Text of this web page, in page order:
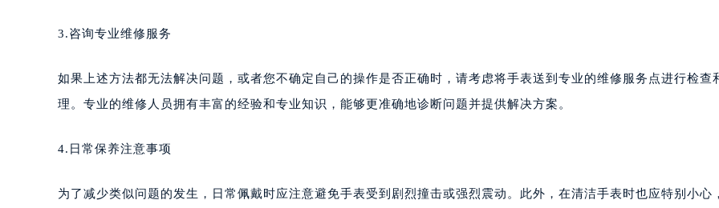
3.咨询专业维修服务
如果上述方法都无法解决问题，或者您不确定自己的操作是否正确时，请考虑将手表送到专业的维修服务点进行检查
理。专业的维修人员拥有丰富的经验和专业知识，能够更准确地诊断问题并提供解决方案。
4.日常保养注意事项
为了减少类似问题的发生，日常佩戴时应注意避免手表受到剧烈撞击或强烈震动。此外，在清洁手表时也应特别小心